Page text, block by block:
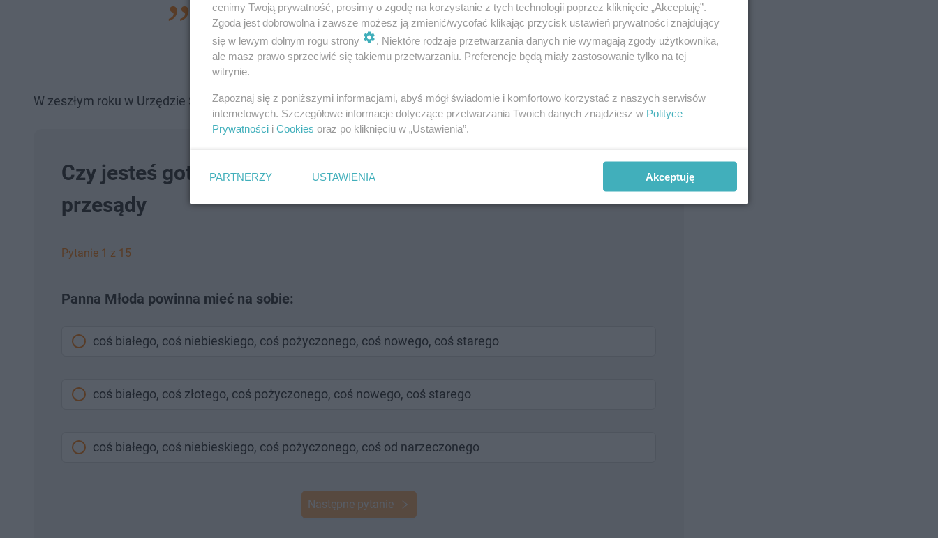
I wtedy potrzebne są tak jak w przypadku obywateli Polski,
akty urodzenia. Jeżeli są to osoby po rozwodach, to odpisy
aktu małżeństwa z adnotacją o rozwodzie.
W zeszłym roku w Urzędzie Stanu Cywilnego w Kaliszu odbyły się łącznie 172 śluby.​
Czy jesteś gotowy na ślub? Sprawdź, czy znasz te weselne
przesądy
Pytanie 1 z 15
Panna Młoda powinna mieć na sobie:
coś białego, coś niebieskiego, coś pożyczonego, coś nowego, coś starego
coś białego, coś złotego, coś pożyczonego, coś nowego, coś starego
coś białego, coś niebieskiego, coś pożyczonego, coś od narzeczonego
Następne pytanie
cenimy Twoją prywatność, prosimy o zgodę na korzystanie z tych technologii poprzez kliknięcie „Akceptuję”.
Zgoda jest dobrowolna i zawsze możesz ją zmienić/wycofać klikając przycisk ustawień prywatności znajdujący
się w lewym dolnym rogu strony
. Niektóre rodzaje przetwarzania danych nie wymagają zgody użytkownika,
ale masz prawo sprzeciwić się takiemu przetwarzaniu. Preferencje będą miały zastosowanie tylko na tej
witrynie.
Zapoznaj się z poniższymi informacjami, abyś mógł świadomie i komfortowo korzystać z naszych serwisów
internetowych. Szczegółowe informacje dotyczące przetwarzania Twoich danych znajdziesz w Polityce
Prywatności i Cookies oraz po kliknięciu w „Ustawienia”.
PARTNERZY USTAWIENIA Akceptuję